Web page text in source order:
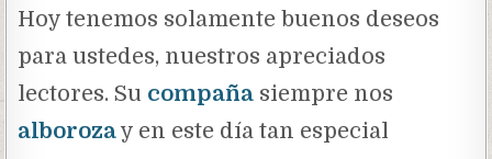
Hoy tenemos solamente buenos deseos
para ustedes, nuestros apreciados
lectores. Su compaña siempre nos
alborozay en este día tan especial